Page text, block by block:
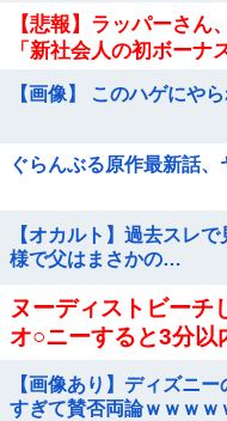
【悲報】ラッパーさん
「新社会人の初ボー
【画像】 このハゲにや
ぐらんぶる原作最新話、
【オカルト】過去スレ
様で父はまさかの…
ヌーディストビーチ
オ○ニーすると3分以
【画像あり】ディズニ
すぎて賛否両論ｗｗｗｗ